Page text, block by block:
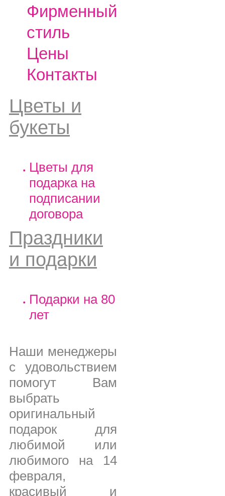
Фирменный
стиль
Цены
Контакты
Цветы и
букеты
Цветы для
подарка на
подписании
договора
Праздники
и подарки
Подарки на 80
лет
Наши менеджеры
с удовольствием
помогут Вам
выбрать
оригинальный
подарок для
любимой или
любимого на 14
февраля,
красивый и